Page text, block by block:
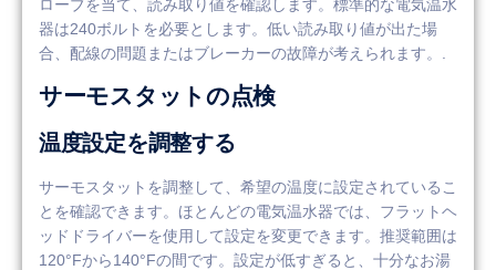
ローブを当て、読み取り値を確認します。標準的な電気温水
器は240ボルトを必要とします。低い読み取り値が出た場
合、配線の問題またはブレーカーの故障が考えられます。.
サーモスタットの点検
温度設定を調整する
サーモスタットを調整して、希望の温度に設定されているこ
とを確認できます。ほとんどの電気温水器では、フラットヘ
ッドドライバーを使用して設定を変更できます。推奨範囲は
120°Fから140°Fの間です。設定が低すぎると、十分なお湯